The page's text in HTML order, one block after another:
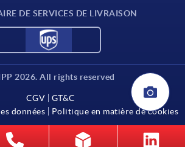
DE SERVICES DE LIVRAISON
2026. All rights reserved
CGV
GT&C
données
Politique en matière de cookies